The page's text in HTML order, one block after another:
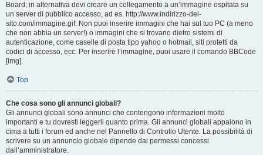
Board; in alternativa devi creare un collegamento a un’immagine ospitata su
un server di pubblico accesso, ad es. http://www.indirizzo-del-
sito.com/immagine.gif. Non puoi inserire immagini che hai sul tuo PC (a meno
che non abbia un server!) o immagini che si trovano dietro sistemi di
autenticazione, come caselle di posta tipo yahoo o hotmail, siti protetti da
codici di accesso, ecc. Per inserire l’immagine, puoi usare il comando BBCode
[img].
Top
Che cosa sono gli annunci globali?
Gli annunci globali sono annunci che contengono informazioni molto
importanti e tu dovresti leggerli quanto prima. Gli annunci globali appaiono in
cima a tutti i forum ed anche nel Pannello di Controllo Utente. La possibilità di
scrivere su un annuncio globale dipende dai permessi concessi
dall’amministratore.